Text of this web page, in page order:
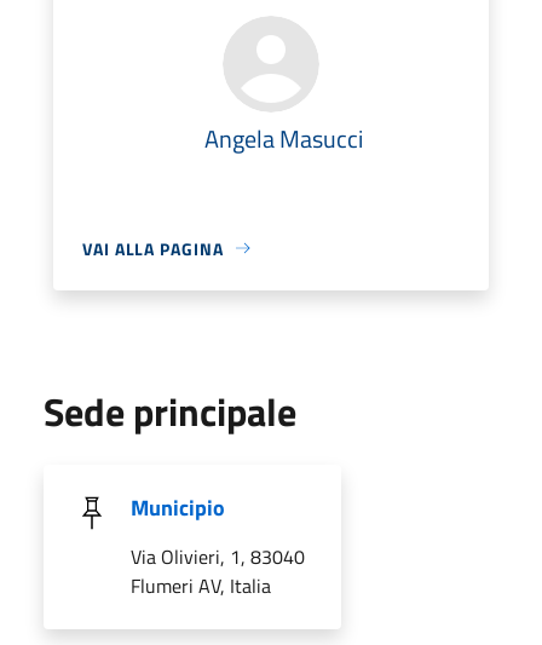
Angela Masucci
VAI ALLA PAGINA
Sede principale
Municipio
Via Olivieri, 1, 83040
Flumeri AV, Italia